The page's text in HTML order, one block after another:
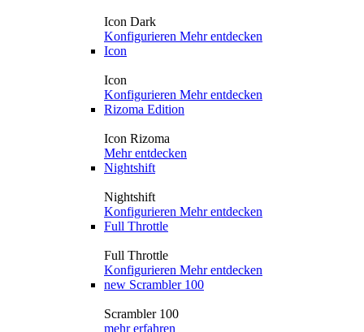
Icon Dark
Konfigurieren Mehr entdecken
Icon
Icon
Konfigurieren Mehr entdecken
Rizoma Edition
Icon Rizoma
Mehr entdecken
Nightshift
Nightshift
Konfigurieren Mehr entdecken
Full Throttle
Full Throttle
Konfigurieren Mehr entdecken
new Scrambler 100
Scrambler 100
mehr erfahren